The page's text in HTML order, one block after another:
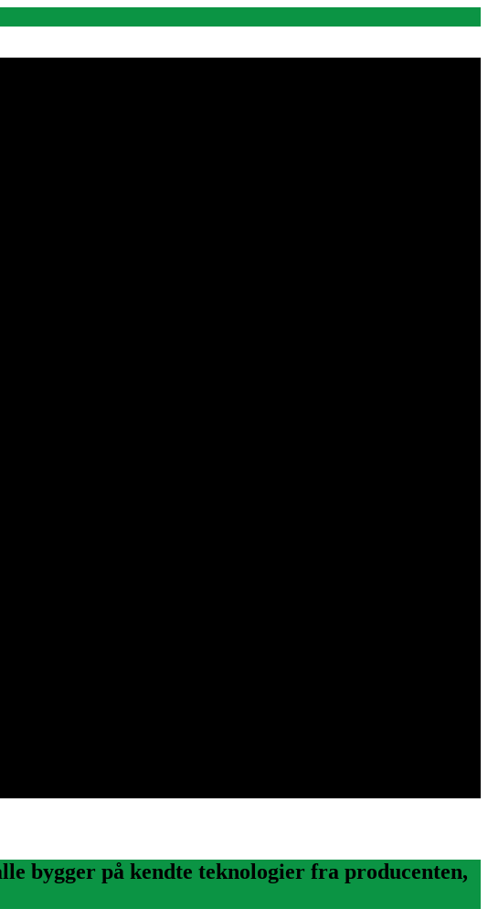
bygger på kendte teknologier fra producenten,